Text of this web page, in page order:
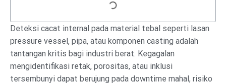
Deteksi cacat internal pada material tebal seperti lasan
pressure vessel, pipa, atau komponen casting adalah
tantangan kritis bagi industri berat. Kegagalan
mengidentifikasi retak, porositas, atau inklusi
tersembunyi dapat berujung pada downtime mahal, risiko